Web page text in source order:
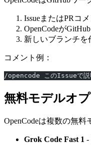
IssueまたはPRコ
OpenCodeが
新しいブランチを
コメント例：
/opencode このIssueで説
無料モデルオ
OpenCodeは複数の無料
Grok Code Fast 1 -